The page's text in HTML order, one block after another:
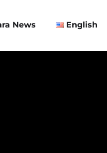
News English